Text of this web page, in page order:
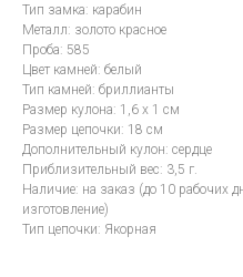
Тип замка: карабин
Металл: золото красное
Проба: 585
Цвет камней: белый
Тип камней: бриллианты
Размер кулона: 1,6 х 1 см
Размер цепочки: 18 см
Дополнительный кулон: сердце
Приблизительный вес: 3,5 г.
Наличие: на заказ (до 10 рабочих
изготовление)
Тип цепочки: Якорная